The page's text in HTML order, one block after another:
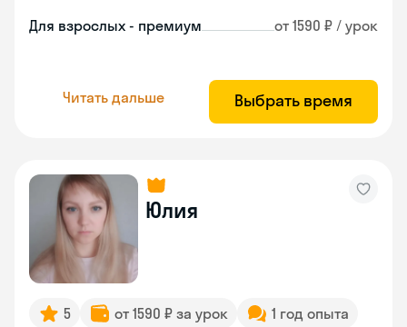
Для взрослых - премиум от 1590 ₽ / урок
Читать дальше Выбрать время
Юлия
5 от 1590 ₽ за урок
1 год опыта